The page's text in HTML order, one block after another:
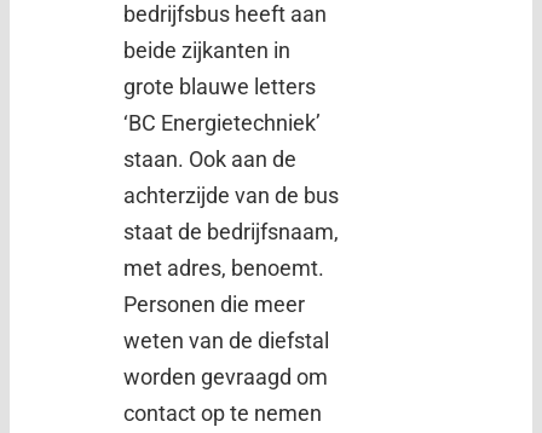
bedrijfsbus heeft aan
beide zijkanten in
grote blauwe letters
‘BC Energietechniek’
staan. Ook aan de
achterzijde van de bus
staat de bedrijfsnaam,
met adres, benoemt.
Personen die meer
weten van de diefstal
worden gevraagd om
contact op te nemen